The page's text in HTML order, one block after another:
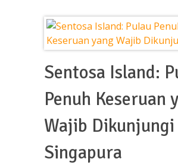
Sentosa Island:
Penuh Keseruan
Wajib Dikunjungi
Singapura